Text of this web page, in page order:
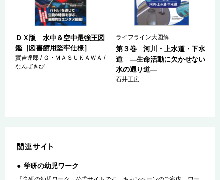
ＤＸ版 水中＆空中最強王図
鑑［図書館用堅牢仕様］
實吉達郎 / Ｇ・ＭＡＳＵＫＡＷＡ /
なんばきび
ライフライン大図解
第３巻 河川・上水道・下水
道 ―生命活動に欠かせない
水の通り道―
石井正広
学研の幼児ワーク